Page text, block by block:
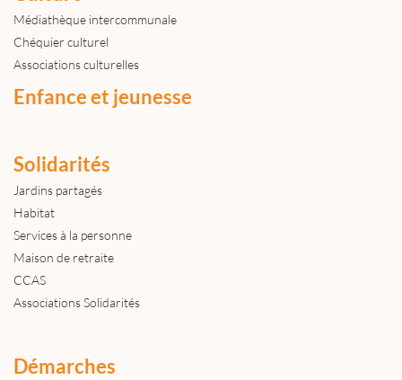
Médiathèque intercommunale
Chéquier culturel
Associations culturelles
Enfance et jeunesse
Solidarités
Jardins partagés
Habitat
Services à la personne
Maison de retraite
CCAS
Associations Solidarités
Démarches